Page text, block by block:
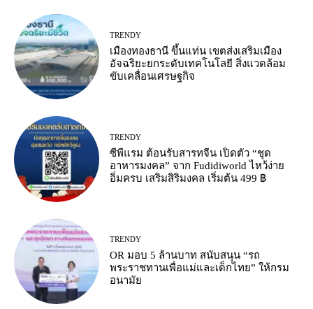
TRENDY
เมืองทองธานี ขึ้นแท่น เขตส่งเสริมเมือง
อัจฉริยะยกระดับเทคโนโลยี สิ่งแวดล้อม
ขับเคลื่อนเศรษฐกิจ
TRENDY
ซีพีแรม ต้อนรับสารทจีน เปิดตัว “ชุด
อาหารมงคล” จาก Fudidiworld ไหว้ง่าย
อิ่มครบ เสริมสิริมงคล เริ่มต้น 499 ฿
TRENDY
OR มอบ 5 ล้านบาท สนับสนุน “รถ
พระราชทานเพื่อแม่และเด็กไทย” ให้กรม
อนามัย